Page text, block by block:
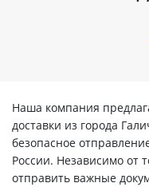
Наша компания
доставки из города
безопасное
России. Независимо от
отправить важные